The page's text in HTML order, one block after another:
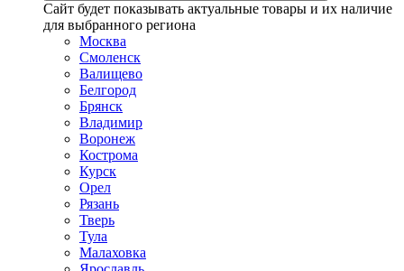
Сайт будет показывать актуальные товары и их наличие
для выбранного региона
Москва
Смоленск
Валищево
Белгород
Брянск
Владимир
Воронеж
Кострома
Курск
Орел
Рязань
Тверь
Тула
Малаховка